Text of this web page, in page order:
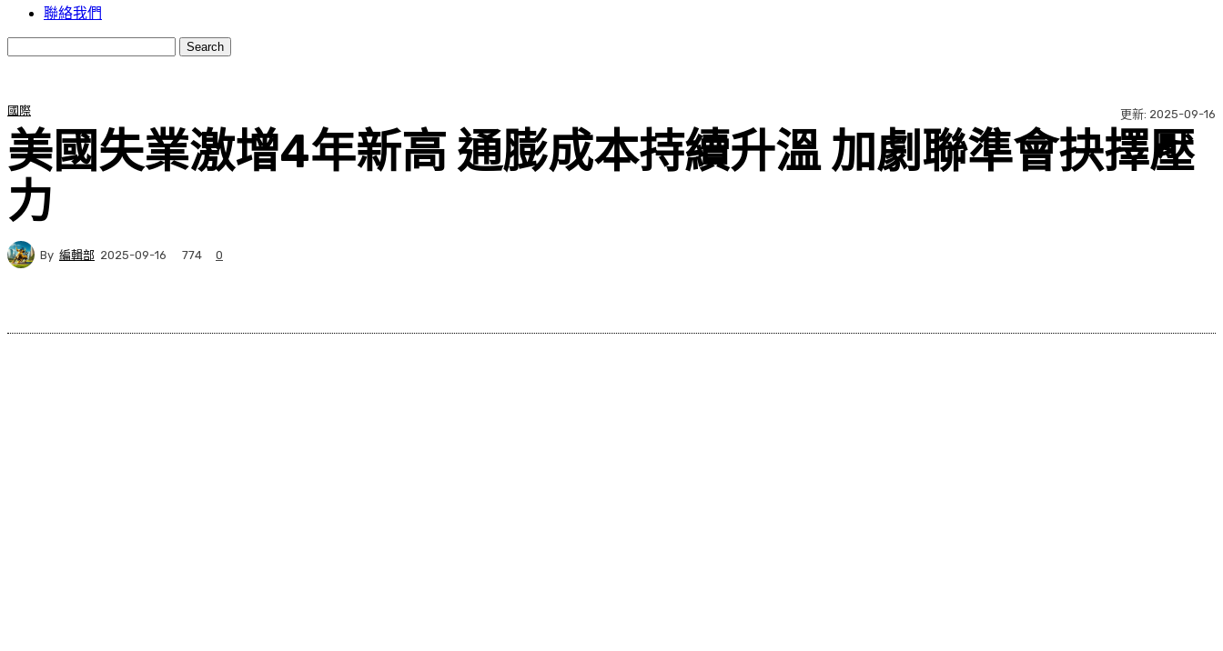
聯絡我們
國際 更新: 2025-09-16
美國失業激增4年新高 通膨成本持續升溫 加劇聯準會抉擇壓
力
By 編輯部 2025-09-16 774 0